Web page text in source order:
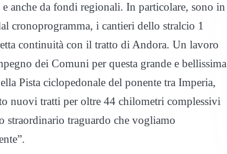
anche da fondi regionali. In particolare, sono in
cronoprogramma, i cantieri dello stralcio 1
continuità con il tratto di Andora. Un lavoro
dei Comuni per questa grande e bellissima
Pista ciclopedonale del ponente tra Imperia,
nuovi tratti per oltre 44 chilometri complessivi
traguardo che vogliamo